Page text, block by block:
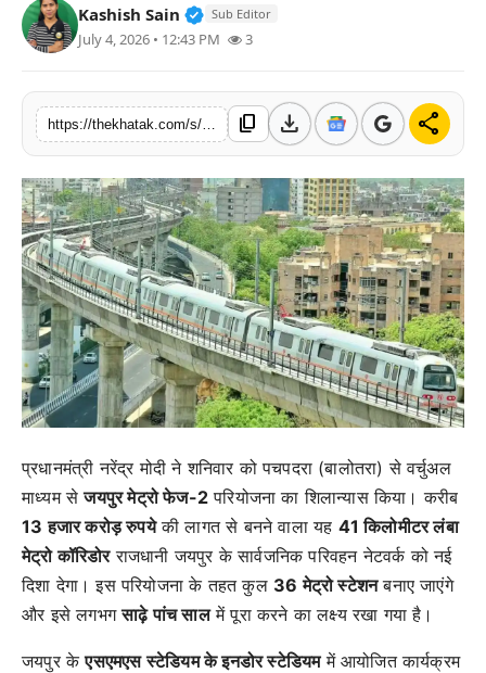
खेल
लाइफस्टाइल
अंतर्राष्ट्रीय
Kashish Sain Verified Public Figure • 11 Jun,
Sub Editor
July 4, 2026 • 12:43 PM 3
content_copy download share
प्रधानमंत्री नरेंद्र मोदी ने शनिवार को पचपदरा (बालोतरा) से वर्चुअल
माध्यम सेजयपुर मेट्रो फेज-2 परियोजना का शिलान्यास किया। करीब
13 हजार करोड़ रुपयेकी लागत से बनने वाला यह 41 किलोमीटर लंबा
मेट्रो कॉरिडोरराजधानी जयपुर के सार्वजनिक परिवहन नेटवर्क को नई
दिशा देगा। इस परियोजना के तहत कुल 36 मेट्रो स्टेशनबनाए जाएंगे
और इसे लगभगसाढ़े पांच सालमें पूरा करने का लक्ष्य रखा गया है।
जयपुर केएसएमएस स्टेडियम के इनडोर स्टेडियममें आयोजित कार्यक्रम